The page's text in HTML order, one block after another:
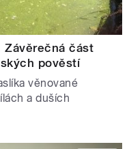
Závěrečná část
pověstí
věnované
a duších